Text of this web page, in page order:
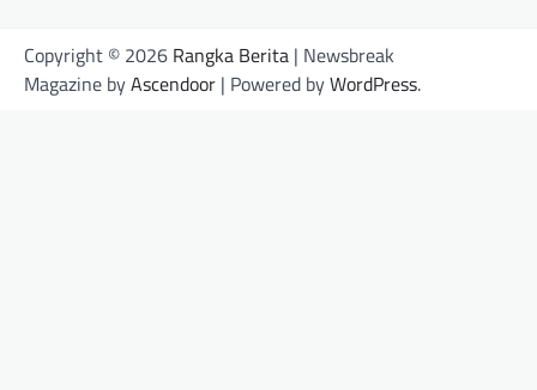
Copyright © 2026 Rangka Berita | Newsbreak
Magazine byAscendoor | Powered byWordPress.